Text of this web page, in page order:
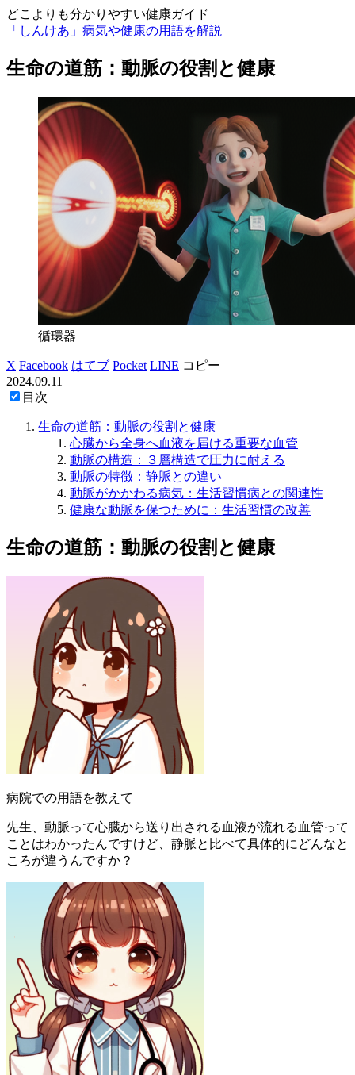
どこよりも分かりやすい健康ガイド
「しんけあ」病気や健康の用語を解説
生命の道筋：動脈の役割と健康
循環器
X Facebook はてブ Pocket LINE コピー
2024.09.11
目次
生命の道筋：動脈の役割と健康
心臓から全身へ血液を届ける重要な血管
動脈の構造：３層構造で圧力に耐える
動脈の特徴：静脈との違い
動脈がかかわる病気：生活習慣病との関連性
健康な動脈を保つために：生活習慣の改善
生命の道筋：動脈の役割と健康
病院での用語を教えて
先生、動脈って心臓から送り出される血液が流れる血管って
ことはわかったんですけど、静脈と比べて具体的にどんなと
ころが違うんですか？